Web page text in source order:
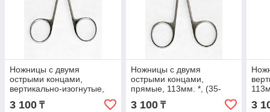
Ножницы с двумя
острыми концами,
вертикально-изогнутые,
113мм. *, (35-7493R)
3 100 ₸
Ножницы с двумя
острыми концами,
прямые, 113мм. *, (35-
3 100₸ 3